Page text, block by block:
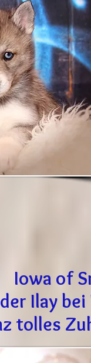
Iowa of
Ilay
tolles